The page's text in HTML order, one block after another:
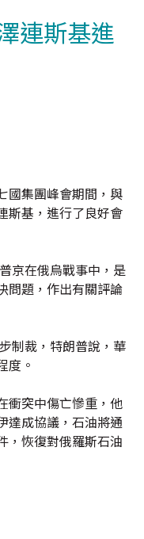
連斯基進
國集團峰會期間，與
斯基，進行了良好會
京在俄烏戰事中，是
問題，作出有關評論
制裁，特朗普說，華
度。
衝突中傷亡慘重，他
達成協議，石油將通
，恢復對俄羅斯石油